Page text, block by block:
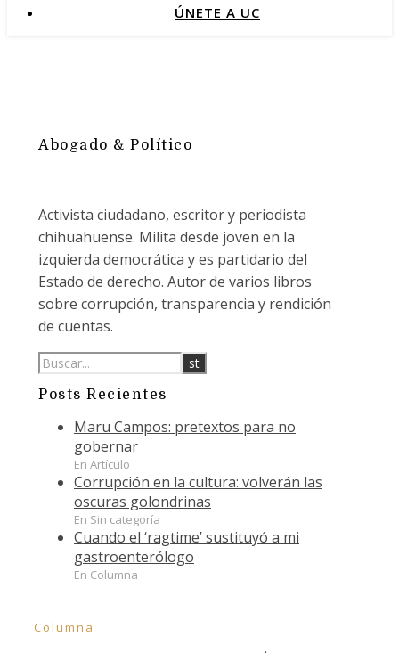
ÚNETE A UC
Abogado & Político
Activista ciudadano, escritor y periodista
chihuahuense. Milita desde joven en la
izquierda democrática y es partidario del
Estado de derecho. Autor de varios libros
sobre corrupción, transparencia y rendición
de cuentas.
Posts Recientes
Maru Campos: pretextos para no
gobernar
En Artículo
Corrupción en la cultura: volverán las
oscuras golondrinas
En Sin categoría
Cuando el ‘ragtime’ sustituyó a mi
gastroenterólogo
En Columna
Columna